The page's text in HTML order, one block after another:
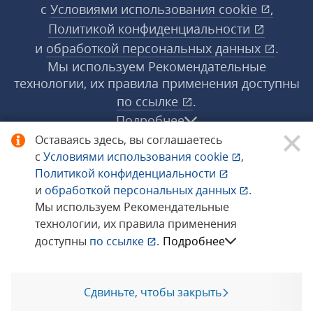
Оставаясь здесь, вы соглашаетесь
с Условиями использования cookie
,
Политикой конфиденциальности
и обработкой персональных данных
.
Мы используем Рекомендательные
технологии, их правила применения
доступны по ссылке . Подробнее
Сдвиньте, чтобы закрыть
с Условиями использования cookie
,
Политикой конфиденциальности
и обработкой персональных данных
.
Мы используем Рекомендательные
технологии, их правила применения доступны
по ссылке
.
Подробнее
© 1998−2026 «1С‑Рарус» ®. Все права
защищены.
Сообщить об ошибке
Позвоните мне